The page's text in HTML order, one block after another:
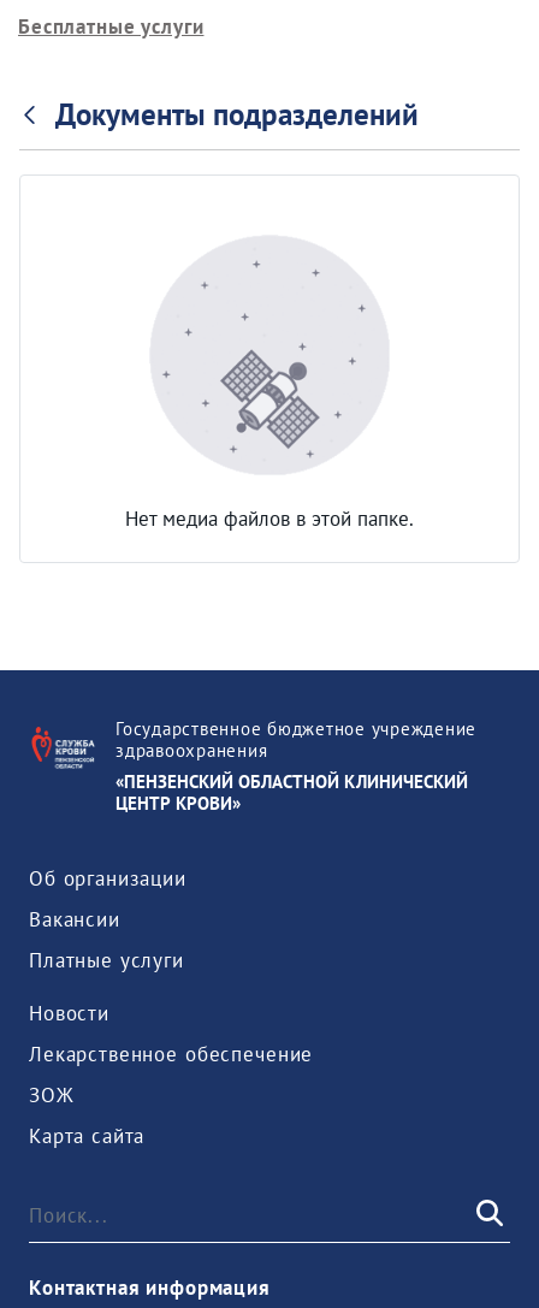
Бесплатные услуги
Документы подразделений
Нет медиа файлов в этой папке.
Государственное бюджетное учреждение
здравоохранения
«ПЕНЗЕНСКИЙ ОБЛАСТНОЙ КЛИНИЧЕСКИЙ
ЦЕНТР КРОВИ»
Об организации
Вакансии
Платные услуги
Новости
Лекарственное обеспечение
ЗОЖ
Карта сайта
Контактная информация